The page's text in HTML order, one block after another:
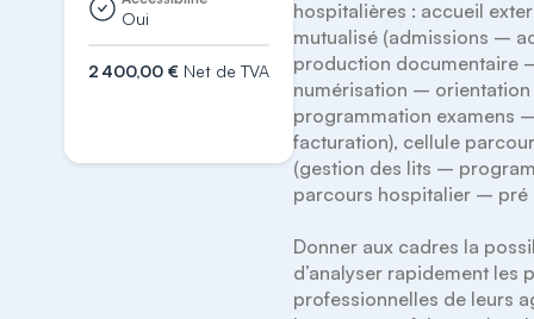
Oui
2 400,00 € Net de TVA
hospitalières : accueil
mutualisé (admissions –
production documentaire
numérisation –
programmation examens
facturation), cellule
(gestion des lits –
parcours hospitalier – pré
Donner aux cadres la
d’analyser rapidement les
professionnelles de leurs